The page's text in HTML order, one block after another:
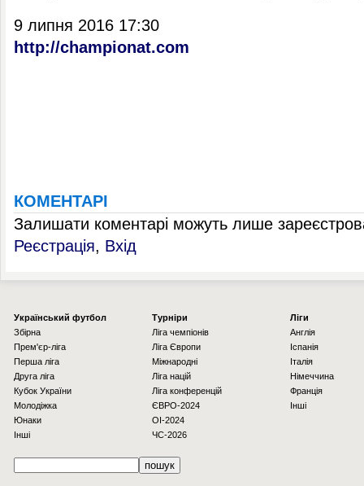
9 липня 2016 17:30
http://championat.com
КОМЕНТАРІ
Залишати коментарі можуть лише
Реєстрація, Вхід
Українcький футбол
Збірна
Прем'єр-ліга
Перша ліга
Друга ліга
Кубок України
Молодіжка
Юнаки
Інші
Турніри
Ліга чемпіонів
Ліга Європи
Міжнародні
Ліга націй
Ліга конференцій
ЄВРО-2024
OI-2024
ЧС-2026
Ліги
Англія
Іспанія
Італія
Німеччина
Франція
Інші